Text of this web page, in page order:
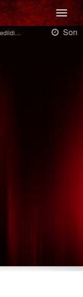
Menü